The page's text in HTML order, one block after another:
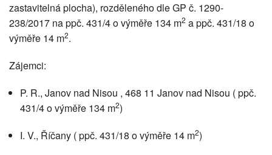
zastavitelná plocha), rozděleného dle GP č. 1290-
238/2017 na ppč. 431/4 o výměře 134 m2 a ppč. 431/18 o
výměře 14 m2.
Zájemci:
P. R., Janov nad Nisou , 468 11 Janov nad Nisou ( ppč.
431/4 o výměře 134 m2)
I. V., Říčany ( ppč. 431/18 o výměře 14 m2)